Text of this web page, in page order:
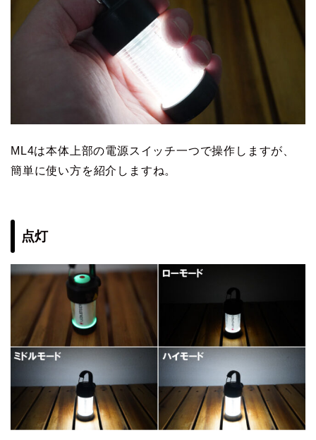
ML4は本体上部の電源スイッチ一つで操作しますが、
簡単に使い方を紹介しますね。
点灯